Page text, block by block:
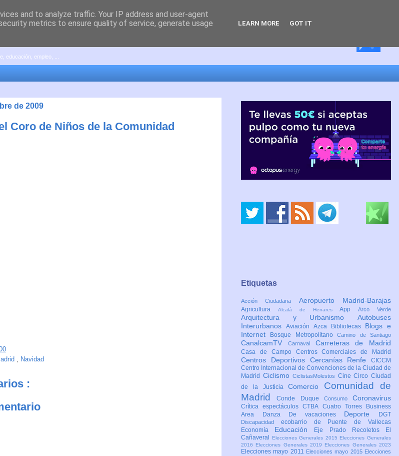
educación, empleo, ...
de 2009
Coro de Niños de la Comunidad
, Navidad
:
Etiquetas
Acción Ciudadana Aeropuerto Madrid-Barajas
Agricultura Alcalá de HenaresAppArco Verde
Arquitectura y Urbanismo Autobuses
Interurbanos Aviación Azca Bibliotecas Blogs e
Internet
Bosque MetropolitanoCamino de Santiago
CanalcamTV Carnaval Carreteras de Madrid
Casa de Campo Centros Comerciales de Madrid
Centros Deportivos Cercanías Renfe CICCM
Centro Internacional de Convenciones de la Ciudad de
Madrid CiclismoCiclistasMolestos CineCircoCiudad
de la JusticiaComercio Comunidad de
MadridConde Duque Consumo Coronavirus
Crítica espectáculosCTBA Cuatro Torres Business
Area
Danza De vacaciones Deporte DGT
Discapacidad ecobarrio de Puente de Vallecas
Economía Educación Eje Prado Recoletos
El
Cañaveral
Elecciones Generales 2015 Elecciones Generales
2016 Elecciones Generales 2019 Elecciones Generales 2023
Elecciones mayo 2011 Elecciones mayo 2015 Elecciones
and to analyze traffic. Your IP address and user-agent
metrics to ensure quality of service, generate usage
LEARN MORE GOT IT